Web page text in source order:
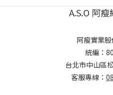
A.S.O 阿
阿瘦實業
統編：
台北市中山區
客服專線：